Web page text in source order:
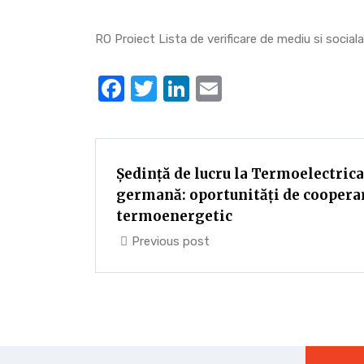
RO Proiect Lista de verificare de mediu si
Facebook
TwitterLinkedIn
Ședință de lucru la
germană: oportunități de
termoenergetic
Previous post